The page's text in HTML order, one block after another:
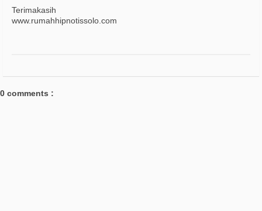
Terimakasih
www.rumahhipnotissolo.com
0 comments :